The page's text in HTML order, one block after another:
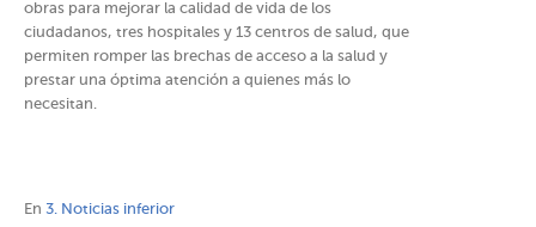
obras para mejorar la calidad de vida de los
ciudadanos, tres hospitales y 13 centros de salud, que
permiten romper las brechas de acceso a la salud y
prestar una óptima atención a quienes más lo
necesitan.
En 3. Noticias inferior